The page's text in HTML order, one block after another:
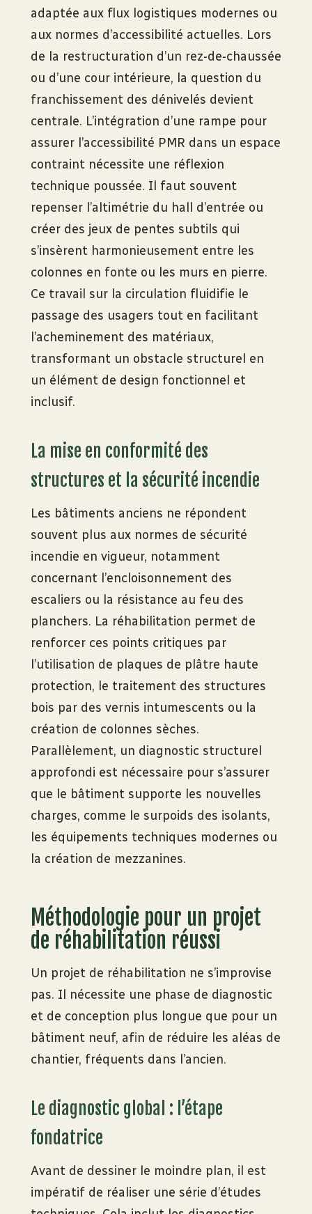
adaptée aux flux logistiques modernes ou
aux normes d’accessibilité actuelles. Lors
de la restructuration d’un rez-de-chaussée
ou d’une cour intérieure, la question du
franchissement des dénivelés devient
centrale. L’intégration d’une rampe pour
assurer l’accessibilité PMR dans un espace
contraint nécessite une réflexion
technique poussée. Il faut souvent
repenser l’altimétrie du hall d’entrée ou
créer des jeux de pentes subtils qui
s’insèrent harmonieusement entre les
colonnes en fonte ou les murs en pierre.
Ce travail sur la circulation fluidifie le
passage des usagers tout en facilitant
l’acheminement des matériaux,
transformant un obstacle structurel en
un élément de design fonctionnel et
inclusif.
La mise en conformité des
structures et la sécurité incendie
Les bâtiments anciens ne répondent
souvent plus aux normes de sécurité
incendie en vigueur, notamment
concernant l’encloisonnement des
escaliers ou la résistance au feu des
planchers. La réhabilitation permet de
renforcer ces points critiques par
l’utilisation de plaques de plâtre haute
protection, le traitement des structures
bois par des vernis intumescents ou la
création de colonnes sèches.
Parallèlement, un diagnostic structurel
approfondi est nécessaire pour s’assurer
que le bâtiment supporte les nouvelles
charges, comme le surpoids des isolants,
les équipements techniques modernes ou
la création de mezzanines.
Méthodologie pour un projet
de réhabilitation réussi
Un projet de réhabilitation ne s’improvise
pas. Il nécessite une phase de diagnostic
et de conception plus longue que pour un
bâtiment neuf, afin de réduire les aléas de
chantier, fréquents dans l’ancien.
Le diagnostic global : l’étape
fondatrice
Avant de dessiner le moindre plan, il est
impératif de réaliser une série d’études